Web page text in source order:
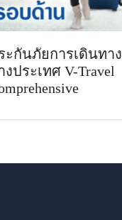
ะกันภัยการเดินทาง
งประเทศ V-Travel